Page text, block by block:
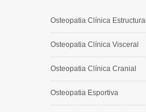
Osteopatia Clínica Estructural
Osteopatia Clínica Visceral
Osteopatia Clínica Cranial
Osteopatia Esportiva